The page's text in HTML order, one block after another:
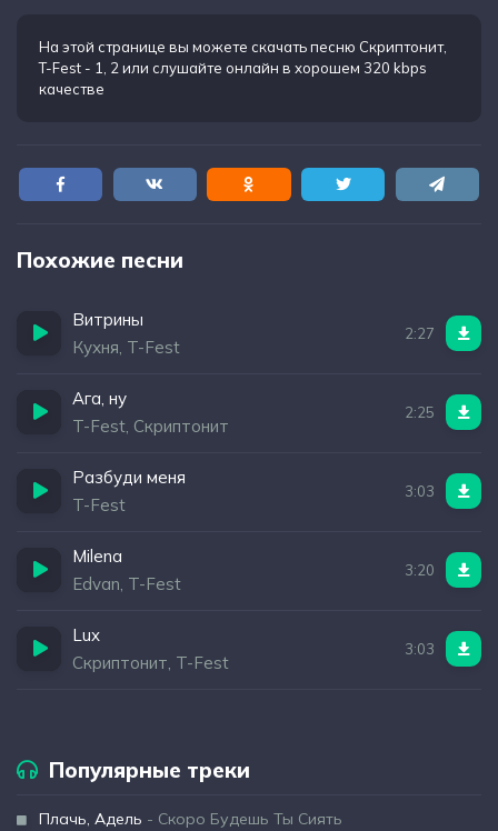
На этой странице вы можете скачать песню Скриптонит,
T-Fest - 1, 2 или слушайте онлайн в хорошем 320 kbps
качестве
Похожие песни
Витрины
Кухня, T-Fest
2:27
Ага, ну
T-Fest, Скриптонит
2:25
Разбуди меня
T-Fest
3:03
Milena
Edvan, T-Fest
3:20
Lux
Скриптонит, T-Fest
3:03
Популярные треки
Плачь, Адель - Скоро Будешь Ты Сиять